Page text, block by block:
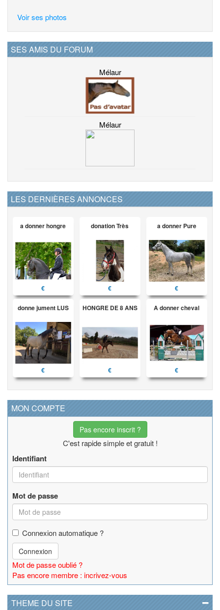
Voir ses photos
SES AMIS DU FORUM
Mélaur
Mélaur
LES DERNIÈRES ANNONCES
a donner hongre
€
donation Très
€
a donner Pure
€
donne jument LUS
€
HONGRE DE 8 ANS
€
A donner cheval
€
MON COMPTE
Pas encore inscrit ?
C'est rapide simple et gratuit !
Identifiant
Mot de passe
Connexion automatique ?
Connexion
Mot de passe oublié ?
Pas encore membre : incrivez-vous
THEME DU SITE